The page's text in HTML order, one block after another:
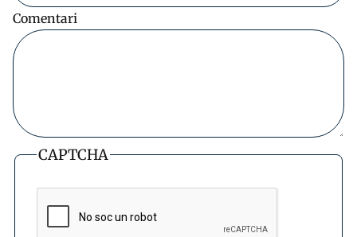
Comentari
CAPTCHA